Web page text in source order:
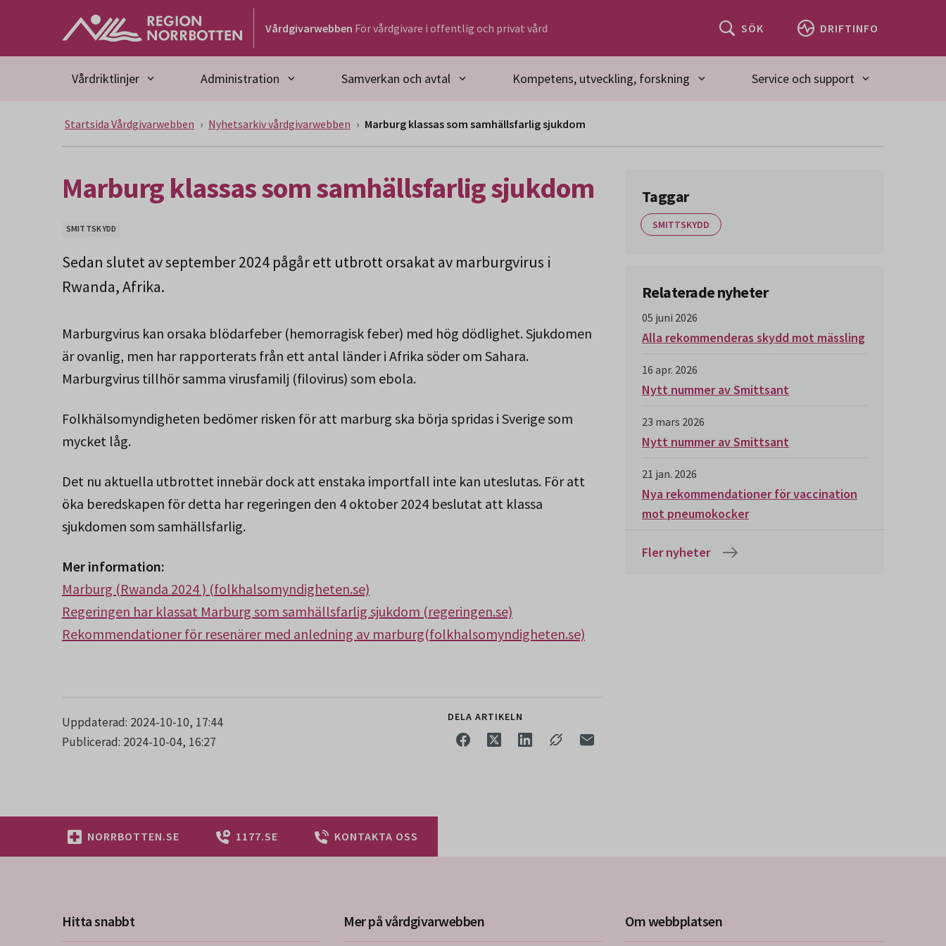
Gå till huvudmeny
Gå till övergripande innehåll
Vårdgivarwebben För vårdgivare i offentlig och privat vård SÖK DRIFTINFO
Vårdriktlinjer Administration Samverkan och avtal Kompetens, utveckling, forskning Service och support
Startsida Vårdgivarwebben Nyhetsarkiv vårdgivarwebben Marburg klassas som samhällsfarlig sjukdom
Marburg klassas som samhällsfarlig sjukdom
SMITTSKYDD
Sedan slutet av september 2024 pågår ett utbrott orsakat av marburgvirus i
Rwanda, Afrika.
Marburgvirus kan orsaka blödarfeber (hemorragisk feber) med hög dödlighet. Sjukdomen
är ovanlig, men har rapporterats från ett antal länder i Afrika söder om Sahara.
Marburgvirus tillhör samma virusfamilj (filovirus) som ebola.
Folkhälsomyndigheten bedömer risken för att marburg ska börja spridas i Sverige som
mycket låg.
Det nu aktuella utbrottet innebär dock att enstaka importfall inte kan uteslutas. För att
öka beredskapen för detta har regeringen den 4 oktober 2024 beslutat att klassa
sjukdomen som samhällsfarlig.
Mer information:
Marburg (Rwanda 2024 ) (folkhalsomyndigheten.se)
Regeringen har klassat Marburg som samhällsfarlig sjukdom (regeringen.se)
Rekommendationer för resenärer med anledning av marburg(folkhalsomyndigheten.se)
Uppdaterad: 2024-10-10, 17:44
Publicerad: 2024-10-04, 16:27
DELA ARTIKELN
Taggar
SMITTSKYDD
Relaterade nyheter
05 juni 2026
Alla rekommenderas skydd mot mässling
16 apr. 2026
Nytt nummer av Smittsant
23 mars 2026
Nytt nummer av Smittsant
21 jan. 2026
Nya rekommendationer för vaccination
mot pneumokocker
Fler nyheter
NORRBOTTEN.SE 1177.SE KONTAKTA OSS
Hitta snabbt Mer på vårdgivarwebben Om webbplatsen